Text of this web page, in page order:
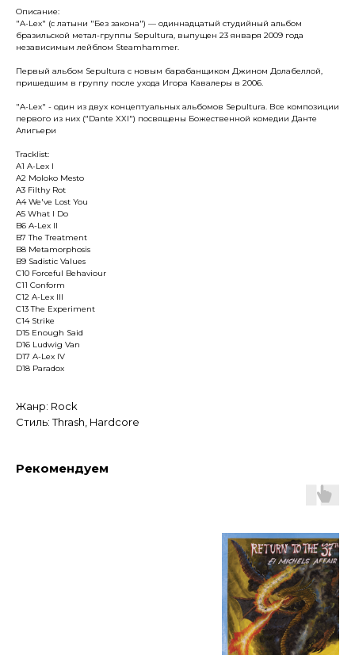
Описание:
"A-Lex" (c латыни "Без закона") — одиннадцатый студийный альбом
бразильской метал-группы Sepultura, выпущен 23 января 2009 года
независимым лейблом Steamhammer.
Первый альбом Sepultura с новым барабанщиком Джином Долабеллой,
пришедшим в группу после ухода Игора Кавалеры в 2006.
"A-Lex" - один из двух концептуальных альбомов Sepultura. Все композиции
первого из них ("Dante XXI") посвящены Божественной комедии Данте
Алигьери
Tracklist:
A1 A-Lex I
A2 Moloko Mesto
A3 Filthy Rot
A4 We've Lost You
A5 What I Do
B6 A-Lex II
B7 The Treatment
B8 Metamorphosis
B9 Sadistic Values
C10 Forceful Behaviour
C11 Conform
C12 A-Lex III
C13 The Experiment
C14 Strike
D15 Enough Said
D16 Ludwig Van
D17 A-Lex IV
D18 Paradox
Жанр: Rock
Стиль: Thrash, Hardcore
Рекомендуем